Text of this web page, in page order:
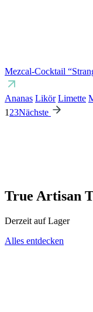
Mezcal-Cocktail
Ananas Likör Limette
1 23Nächste
True Artisan
Derzeit auf Lager
Alles entdecken